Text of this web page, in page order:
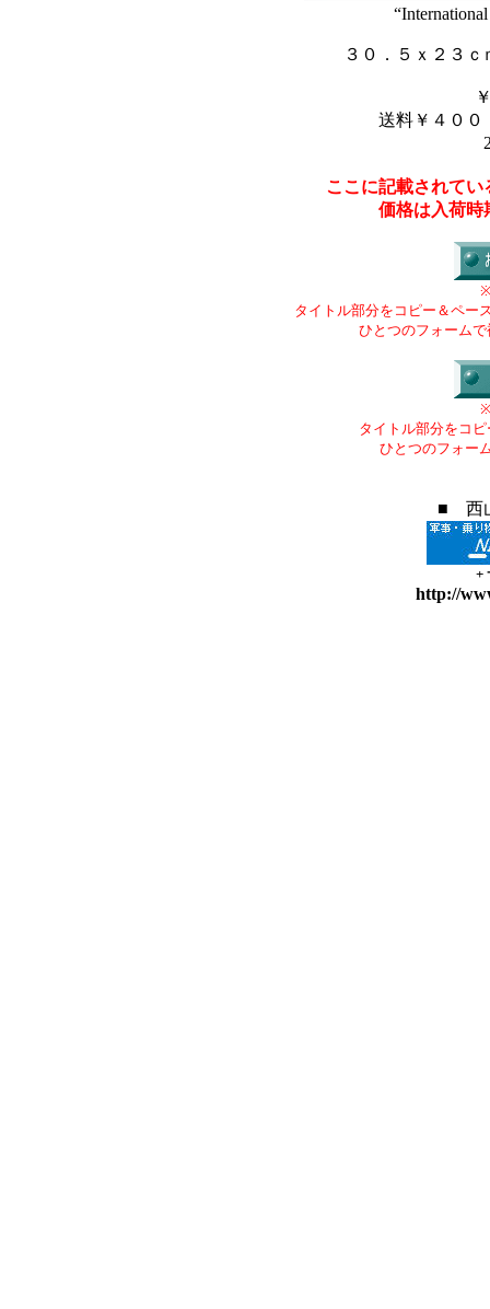
３０．５ｘ２３
送料￥４００
ここに記載されて
価格は入荷時
タイトル部分をコピー＆ペー
ひとつのフォーム
タイトル部分をコ
ひとつのフォー
■ 西
+
http://